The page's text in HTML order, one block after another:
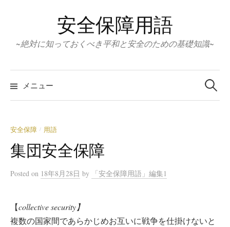
ン
ス
キ
プ
安全保障用語
~絶対に知っておくべき平和と安全のための基礎知識~
メニュー
検
索:
安全保障 / 用語
集団安全保障
Posted on 18年8月28日 by 「安全保障用語」編集1
【collective security】
複数の国家間であらかじめお互いに戦争を仕掛けないと